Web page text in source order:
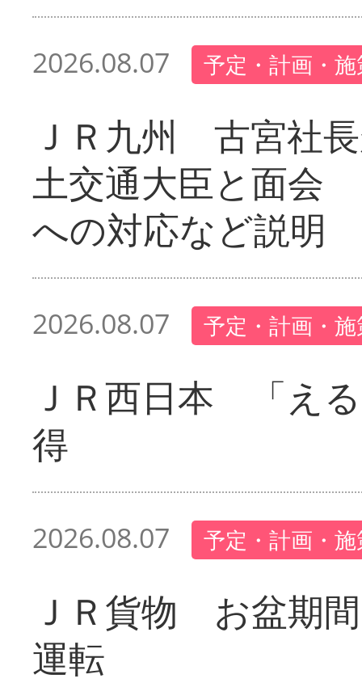
2026.08.07 予定・計画・
ＪＲ九州 古宮社
土交通大臣と面会
への対応など説明
2026.08.07 予定・計画・
ＪＲ西日本 「え
得
2026.08.07 予定・計画・
ＪＲ貨物 お盆期
運転